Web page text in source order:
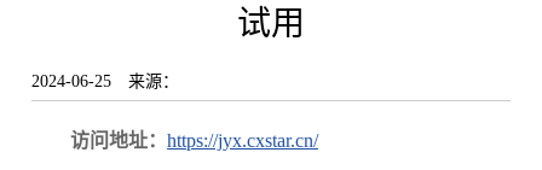
试用
2024-06-25 来源：
访问地址： https://jyx.cxstar.cn/